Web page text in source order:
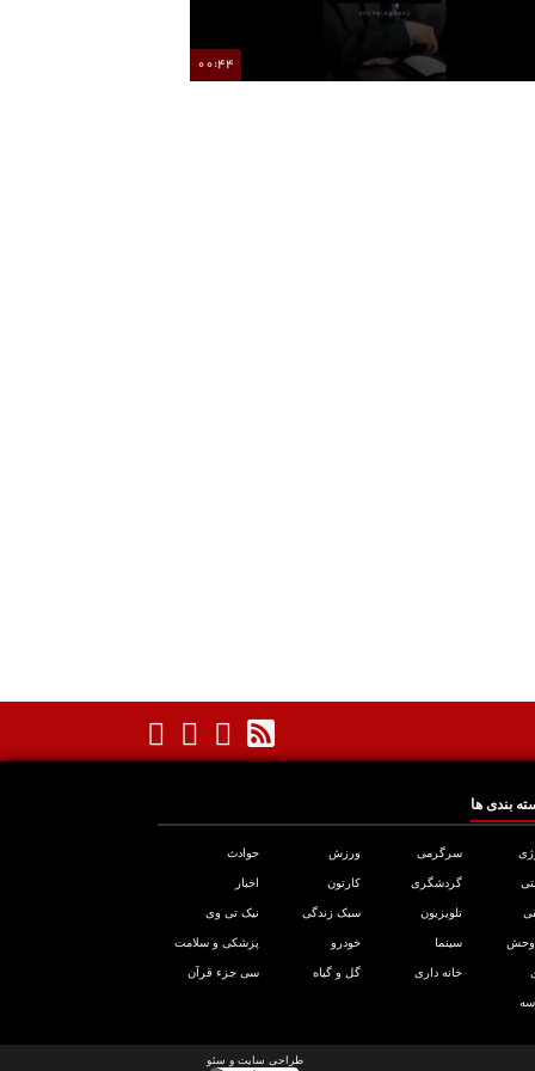
00:44
بندی ها
سرگرمی ورزش حوادث
گردشگری کارتون اخبار
تلویزیون سبک زندگی نیک تی وی
وحش سینما خودرو پزشکی و سلامت
خانه داری گل و گیاه سی جزء قرآن
طراحی سایت و سئو